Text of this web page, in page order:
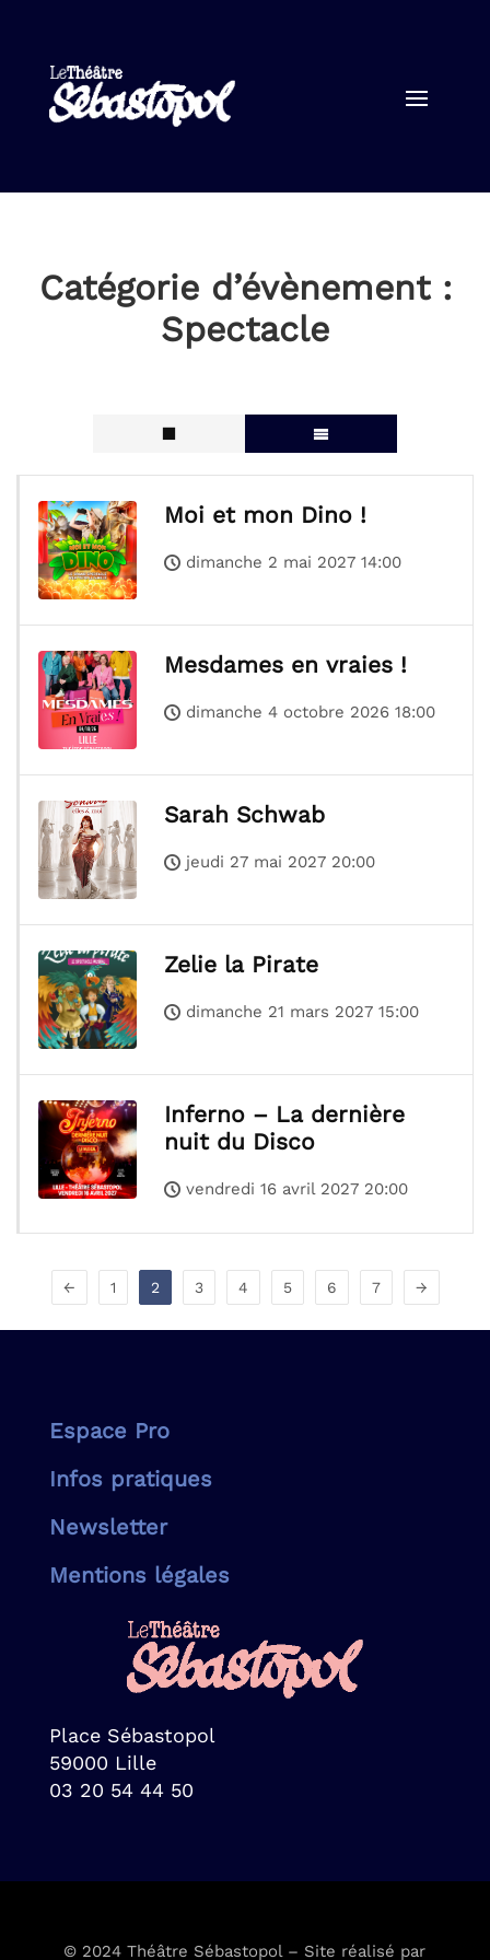
Catégorie d’évènement :
Spectacle
Moi et mon Dino !
dimanche 2 mai 2027 14:00
Mesdames en vraies !
dimanche 4 octobre 2026 18:00
Sarah Schwab
jeudi 27 mai 2027 20:00
Zelie la Pirate
dimanche 21 mars 2027 15:00
Inferno – La dernière
nuit du Disco
vendredi 16 avril 2027 20:00
← 1 2 3 4 5 6 7 →
Espace Pro
Infos pratiques
Newsletter
Mentions légales
Place Sébastopol
59000 Lille
03 20 54 44 50
© 2024 Théâtre Sébastopol – Site réalisé par